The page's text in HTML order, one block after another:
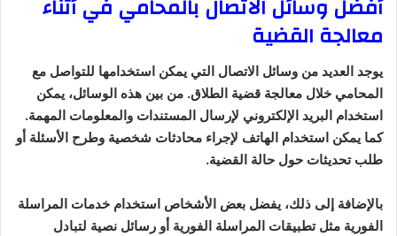
أفضل وسائل الاتصال بالمحامي في أثناء
معالجة القضية
يوجد العديد من وسائل الاتصال التي يمكن استخدامها للتواصل مع
المحامي خلال معالجة قضية الطلاق. من بين هذه الوسائل، يمكن
استخدام البريد الإلكتروني لإرسال المستندات والمعلومات المهمة.
كما يمكن استخدام الهاتف لإجراء محادثات شخصية وطرح الأسئلة أو
طلب تحديثات حول حالة القضية.
بالإضافة إلى ذلك، يفضل بعض الأشخاص استخدام خدمات المراسلة
الفورية مثل تطبيقات المراسلة الفورية أو رسائل نصية لتبادل